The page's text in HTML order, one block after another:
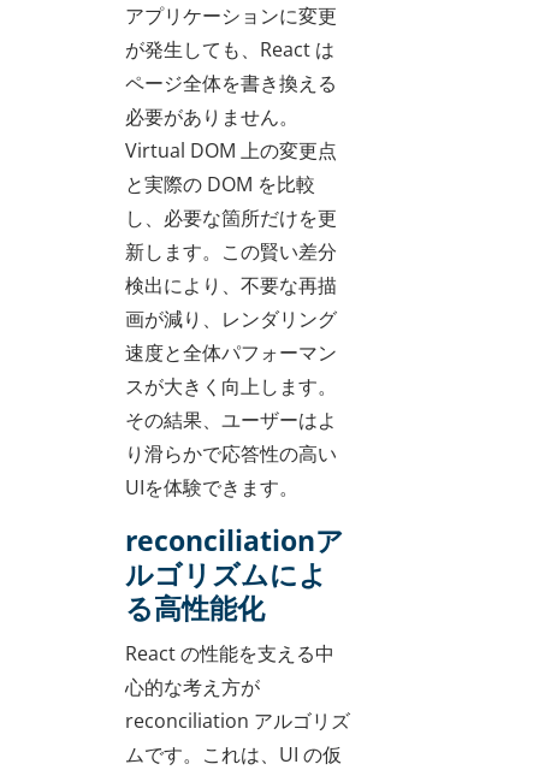
アプリケーションに変更
が発生しても、React は
ページ全体を書き換える
必要がありません。
Virtual DOM 上の変更点
と実際の DOM を比較
し、必要な箇所だけを更
新します。この賢い差分
検出により、不要な再描
画が減り、レンダリング
速度と全体パフォーマン
スが大きく向上します。
その結果、ユーザーはよ
り滑らかで応答性の高い
UIを体験できます。
reconciliationア
ルゴリズムによ
る高性能化
React の性能を支える中
心的な考え方が
reconciliation アルゴリズ
ムです。これは、UI の仮